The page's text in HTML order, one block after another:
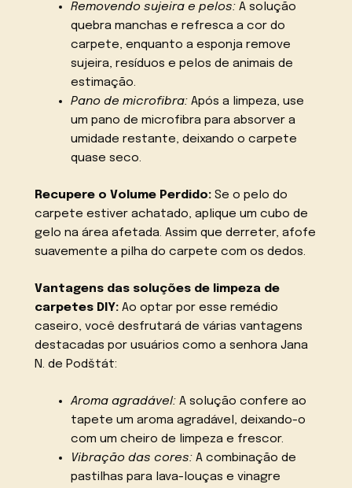
Removendo sujeira e pelos:A solução
quebra manchas e refresca a cor do
carpete, enquanto a esponja remove
sujeira, resíduos e pelos de animais de
estimação.
Pano de microfibra:Após a limpeza, use
um pano de microfibra para absorver a
umidade restante, deixando o carpete
quase seco.
Recupere o Volume Perdido: Se o pelo do
carpete estiver achatado, aplique um cubo de
gelo na área afetada. Assim que derreter, afofe
suavemente a pilha do carpete com os dedos.
Vantagens das soluções de limpeza de
carpetes DIY: Ao optar por esse remédio
caseiro, você desfrutará de várias vantagens
destacadas por usuários como a senhora Jana
N. de Podštát:
Aroma agradável:A solução confere ao
tapete um aroma agradável, deixando-o
com um cheiro de limpeza e frescor.
Vibração das cores:A combinação de
pastilhas para lava-louças e vinagre